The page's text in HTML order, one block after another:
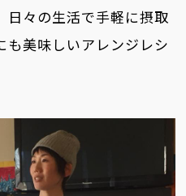
日々の生活で手軽に摂取
も美味しいアレンジレシ